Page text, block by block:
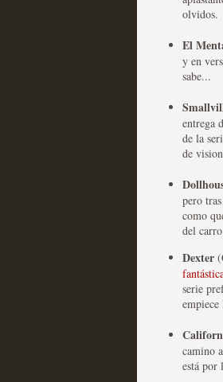
Mi
Recomendación
The
series
MOLTISANTI
olvidos.
El
y en
sabe...
entrega
de la
de
pero
como
del
Dexter
serie
camino
está por